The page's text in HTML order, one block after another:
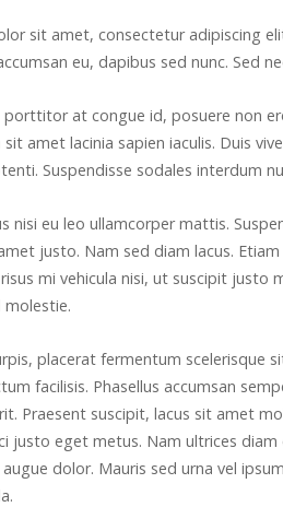
sit amet, consectetur adipiscing
eu, dapibus sed nunc. Sed
porttitor at congue id, posuere non
amet lacinia sapien iaculis. Duis
Suspendisse sodales interdum
nisi eu leo ullamcorper mattis.
justo. Nam sed diam lacus.
mi vehicula nisi, ut suscipit justo
molestie.
placerat fermentum scelerisque
facilisis. Phasellus accumsan
Praesent suscipit, lacus sit amet
justo eget metus. Nam ultrices
dolor. Mauris sed urna vel